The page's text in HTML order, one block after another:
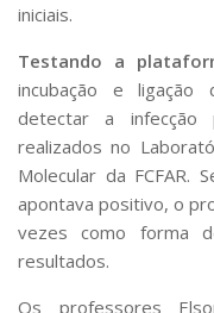
iniciais.
Testando a
incubação e ligação
detectar a
realizados no
Molecular da FCFAR.
apontava positivo, o
vezes como forma
resultados.
Os professores